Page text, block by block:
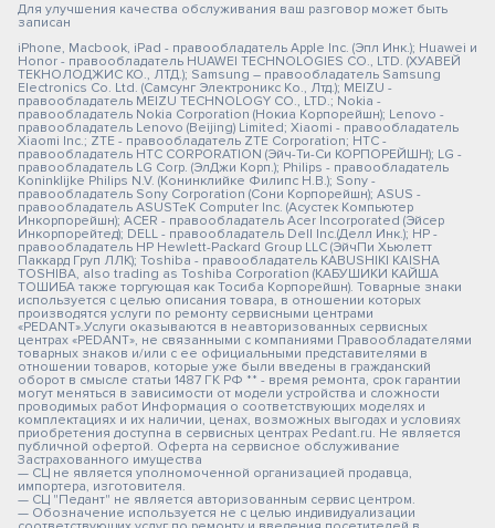
Для улучшения качества обслуживания ваш разговор может быть
записан
iPhone, Macbook, iPad - правообладатель Apple Inc. (Эпл Инк.); Huawei и
Honor - правообладатель HUAWEI TECHNOLOGIES CO., LTD. (ХУАВЕЙ
ТЕКНОЛОДЖИС КО., ЛТД.); Samsung – правообладатель Samsung
Electronics Co. Ltd. (Самсунг Электроникс Ко., Лтд.); MEIZU -
правообладатель MEIZU TECHNOLOGY CO., LTD.; Nokia -
правообладатель Nokia Corporation (Нокиа Корпорейшн); Lenovo -
правообладатель Lenovo (Beijing) Limited; Xiaomi - правообладатель
Xiaomi Inc.; ZTE - правообладатель ZTE Corporation; HTC -
правообладатель HTC CORPORATION (Эйч-Ти-Си КОРПОРЕЙШН); LG -
правообладатель LG Corp. (ЭлДжи Корп.); Philips - правообладатель
Koninklijke Philips N.V. (Конинклийке Филипс Н.В.); Sony -
правообладатель Sony Corporation (Сони Корпорейшн); ASUS -
правообладатель ASUSTeK Computer Inc. (Асустек Компьютер
Инкорпорейшн); ACER - правообладатель Acer Incorporated (Эйсер
Инкорпорейтед); DELL - правообладатель Dell Inc.(Делл Инк.); HP -
правообладатель HP Hewlett-Packard Group LLC (ЭйчПи Хьюлетт
Паккард Груп ЛЛК); Toshiba - правообладатель KABUSHIKI KAISHA
TOSHIBA, also trading as Toshiba Corporation (КАБУШИКИ КАЙША
ТОШИБА также торгующая как Тосиба Корпорейшн). Товарные знаки
используется с целью описания товара, в отношении которых
производятся услуги по ремонту сервисными центрами
«PEDANT».Услуги оказываются в неавторизованных сервисных
центрах «PEDANT», не связанными с компаниями Правообладателями
товарных знаков и/или с ее официальными представителями в
отношении товаров, которые уже были введены в гражданский
оборот в смысле статьи 1487 ГК РФ ** - время ремонта, срок гарантии
могут меняться в зависимости от модели устройства и сложности
проводимых работ Информация о соответствующих моделях и
комплектациях и их наличии, ценах, возможных выгодах и условиях
приобретения доступна в сервисных центрах Pedant.ru. Не является
публичной офертой. Оферта на сервисное обслуживание
Застрахованного имущества
— СЦ не является уполномоченной организацией продавца,
импортера, изготовителя.
— СЦ "Педант" не является авторизованным сервис центром.
— Обозначение используется не с целью индивидуализации